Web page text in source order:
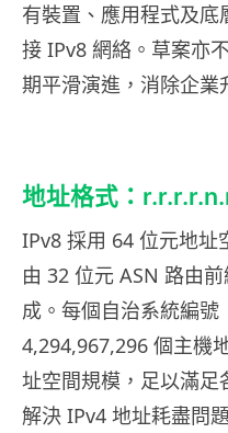
有裝置、應用程式及
接 IPv8 網絡。草案亦
期平滑演進，消除企業
地址格式：
IPv8 採用 64 位元地址
由 32 位元 ASN 路由
成。每個自治系統編
4,294,967,296 個主機
址空間規模，足以滿
解決 IPv4 地址耗盡問